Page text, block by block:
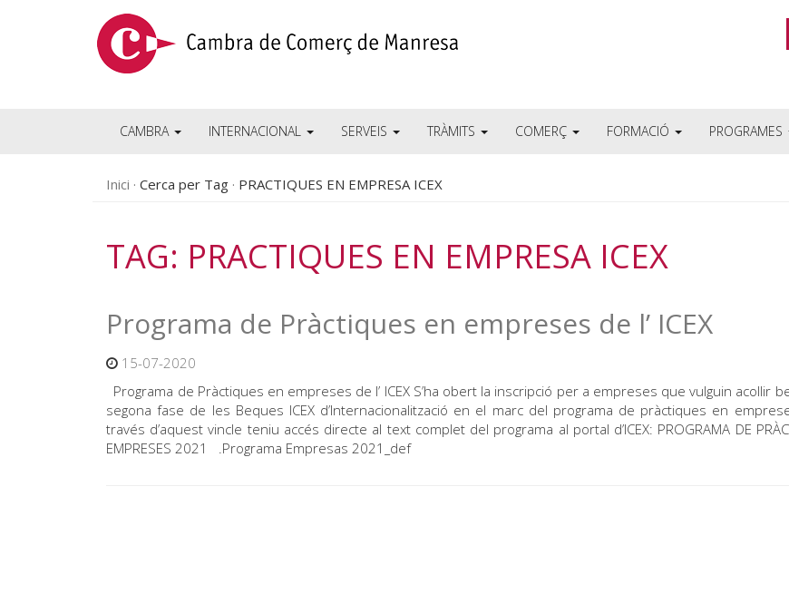
CAMBRA INTERNACIONAL SERVEIS TRÀMITS COMERÇ FORMACIÓ PROGRAMES
Inici Cerca per Tag PRACTIQUES EN EMPRESA ICEX
TAG: PRACTIQUES EN EMPRESA ICEX
Programa de Pràctiques en empreses de l’ ICEX
15-07-2020
Programa de Pràctiques en empreses de l’ ICEX S’ha obert la inscripció per a empreses que vulguin acollir
segona fase de les Beques ICEX d’Internacionalització en el marc del programa de pràctiques en
través d’aquest vincle teniu accés directe al text complet del programa al portal d’ICEX: PROGRAMA DE
EMPRESES 2021 .Programa Empresas 2021_def